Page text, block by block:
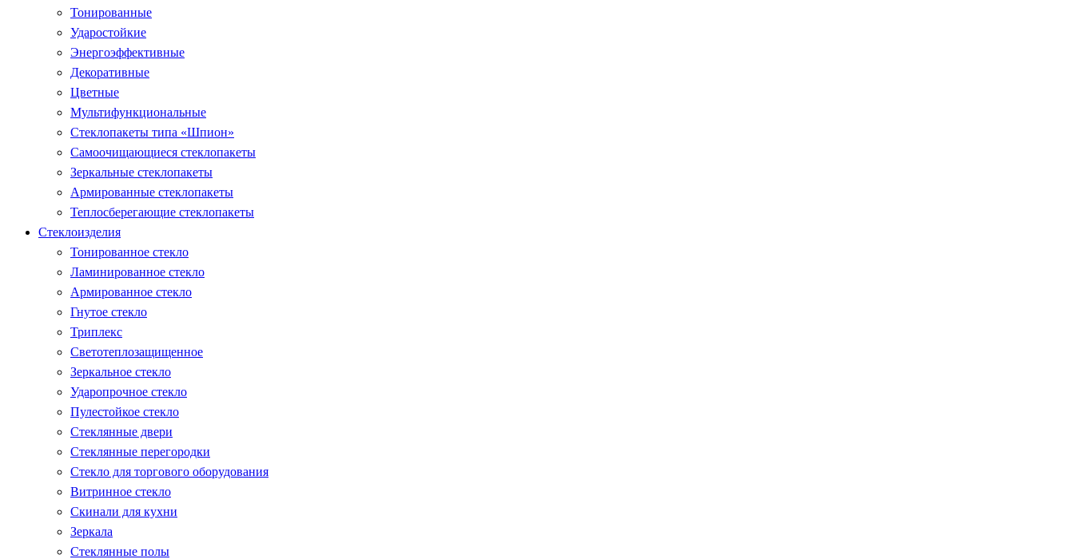
Тонированные
Ударостойкие
Энергоэффективные
Декоративные
Цветные
Мультифункциональные
Стеклопакеты типа «Шпион»
Самоочищающиеся стеклопакеты
Зеркальные стеклопакеты
Армированные стеклопакеты
Теплосберегающие стеклопакеты
Стеклоизделия
Тонированное стекло
Ламинированное стекло
Армированное стекло
Гнутое стекло
Триплекс
Светотеплозащищенное
Зеркальное стекло
Ударопрочное стекло
Пулестойкое стекло
Стеклянные двери
Стеклянные перегородки
Стекло для торгового оборудования
Витринное стекло
Скинали для кухни
Зеркала
Стеклянные полы